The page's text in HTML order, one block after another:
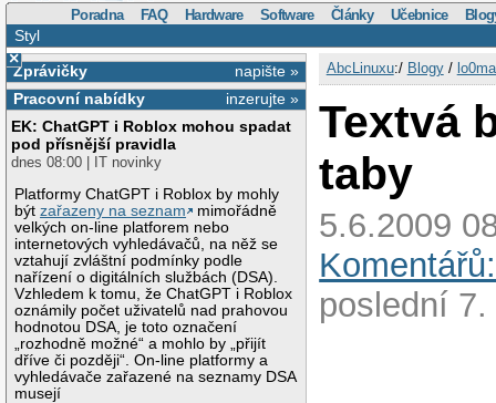
Poradna FAQ Hardware Software Články Učebnice
Styl
×
napište »
Zprávičky
inzerujte »
Pracovní nabídky
EK: ChatGPT i Roblox mohou spadat
pod přísnější pravidla
dnes 08:00 | IT novinky
Platformy ChatGPT i Roblox by mohly
býtzařazeny na seznam
mimořádně
velkých on-line platforem nebo
internetových vyhledávačů, na něž se
vztahují zvláštní podmínky podle
nařízení o digitálních službách (DSA).
Vzhledem k tomu, že ChatGPT i Roblox
oznámily počet uživatelů nad prahovou
hodnotou DSA, je toto označení
„rozhodně možné“ a mohlo by „přijít
dříve či později“. On-line platformy a
vyhledávače zařazené na seznamy DSA
musejí
AbcLinuxu:/ Blogy/
Textvá
taby
5.6.2009
poslední